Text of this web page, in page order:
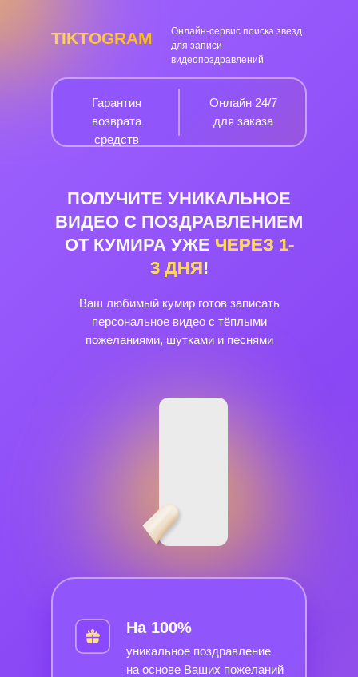
TIKTOGRAM
Ваш любимый кумир готов записать
персональное видео с тёплыми
пожеланиями, шутками и песнями
Онлайн-сервис поиска звезд
для записи
видеопоздравлений
ПОЛУЧИТЕ УНИКАЛЬНОЕ
ВИДЕО С ПОЗДРАВЛЕНИЕМ
ОТ КУМИРА УЖЕ ЧЕРЕЗ 1-
3 ДНЯ!
Онлайн 24/7
для заказа
Гарантия
возврата
средств
уникальное поздравление
на основе Ваших пожеланий
На 100%